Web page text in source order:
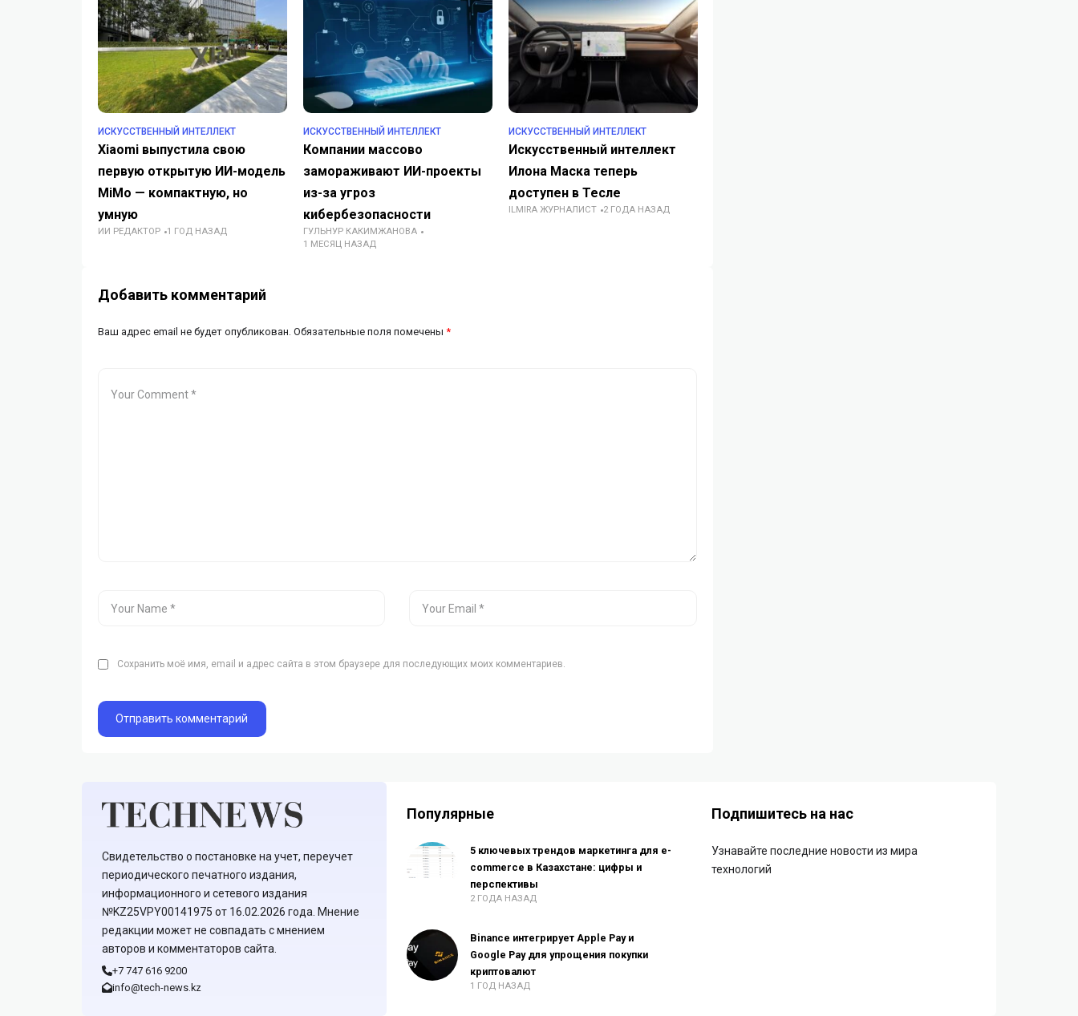
ИСКУССТВЕННЫЙ ИНТЕЛЛЕКТ
Xiaomi выпустила свою
первую открытую ИИ-модель
MiMo — компактную, но
умную
ИИ РЕДАКТОР 1 ГОД НАЗАД
ИСКУССТВЕННЫЙ ИНТЕЛЛЕКТ
Компании массово
замораживают ИИ-проекты
из-за угроз
кибербезопасности
ГУЛЬНУР КАКИМЖАНОВА
1 МЕСЯЦ НАЗАД
ИСКУССТВЕННЫЙ ИНТЕЛЛЕКТ
Искусственный интеллект
Илона Маска теперь
доступен в Тесле
ILMIRA ЖУРНАЛИСТ 2 ГОДА НАЗАД
Добавить комментарий
Ваш адрес email не будет опубликован. Обязательные поля помечены *
Сохранить моё имя, email и адрес сайта в этом браузере для последующих моих комментариев.
Свидетельство о постановке на учет, переучет
периодического печатного издания,
информационного и сетевого издания
№KZ25VPY00141975 от 16.02.2026 года. Мнение
редакции может не совпадать с мнением
авторов и комментаторов сайта.
+7 747 616 9200
info@tech-news.kz
Популярные
5 ключевых трендов маркетинга для e-
commerce в Казахстане: цифры и
перспективы
2 ГОДА НАЗАД
Binance интегрирует Apple Pay и
Google Pay для упрощения покупки
криптовалют
1 ГОД НАЗАД
Подпишитесь на нас
Узнавайте последние новости из мира
технологий